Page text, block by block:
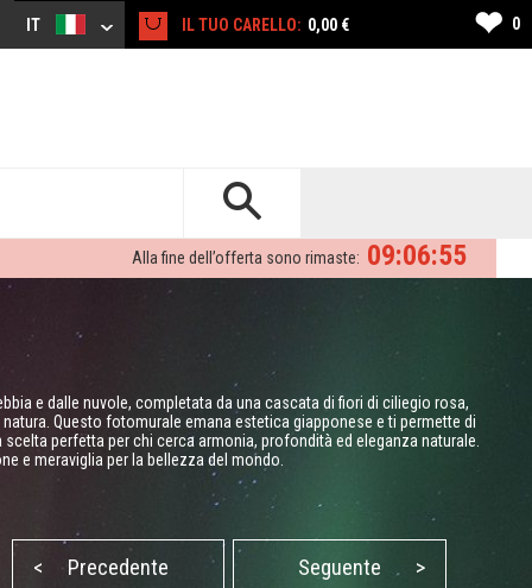
IT IL TUO CARELLO: 0,00 € ❤ 0
09:06:54
Alla fine dell’offerta sono rimaste:
e dalle nuvole, completata da una cascata di fiori di ciliegio rosa,
Questo fotomurale emana estetica giapponese e ti permette di
perfetta per chi cerca armonia, profondità ed eleganza naturale.
e meraviglia per la bellezza del mondo.
< Precedente Seguente >